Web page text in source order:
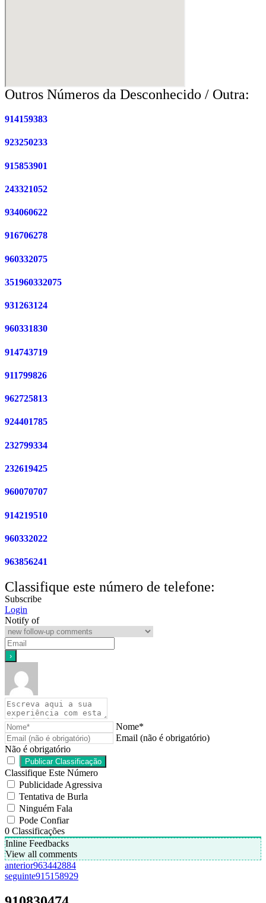
Outros Números da Desconhecido / Outra:
914159383
923250233
915853901
243321052
934060622
916706278
960332075
351960332075
931263124
960331830
914743719
911799826
962725813
924401785
232799334
232619425
960070707
914219510
960332022
963856241
Classifique este número de telefone:
Subscribe
Login
Notify of
Nome*
Email (não é obrigatório)
Não é obrigatório
Classifique Este Número
Publicidade Agressiva
Tentativa de Burla
Ninguém Fala
Pode Confiar
0 Classificações
Inline Feedbacks
View all comments
anterior963442884
seguinte915158929